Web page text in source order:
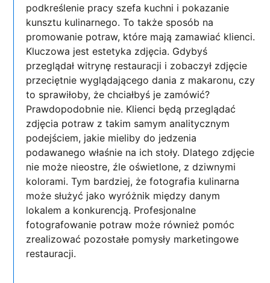
podkreślenie pracy szefa kuchni i pokazanie
kunsztu kulinarnego. To także sposób na
promowanie potraw, które mają zamawiać klienci.
Kluczowa jest estetyka zdjęcia. Gdybyś
przeglądał witrynę restauracji i zobaczył zdjęcie
przeciętnie wyglądającego dania z makaronu, czy
to sprawiłoby, że chciałbyś je zamówić?
Prawdopodobnie nie. Klienci będą przeglądać
zdjęcia potraw z takim samym analitycznym
podejściem, jakie mieliby do jedzenia
podawanego właśnie na ich stoły. Dlatego zdjęcie
nie może nieostre, źle oświetlone, z dziwnymi
kolorami. Tym bardziej, że fotografia kulinarna
może służyć jako wyróżnik między danym
lokalem a konkurencją. Profesjonalne
fotografowanie potraw może również pomóc
zrealizować pozostałe pomysły marketingowe
restauracji.